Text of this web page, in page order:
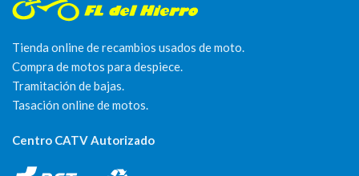
Tienda online de recambios usados de moto.
Compra de motos para despiece.
Tramitación de bajas.
Tasación online de motos.
Centro CATV Autorizado